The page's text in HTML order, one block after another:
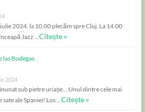
2024, la 10.00 plecăm spre Cluj. La 14.00
Jazz …Citește »
las Bodegas
2024
sub pietre uriașe… Unul dintre cele mai
sate ale Spaniei! Los …Citește »